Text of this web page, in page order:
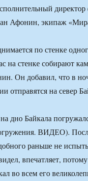
директор
Афонин, экипаж
по стенке
на стенке собирают
Он добавил, что в
отправятся на север
дно Байкала
ВИДЕО).
раньше не
впечатляет,
во всем его